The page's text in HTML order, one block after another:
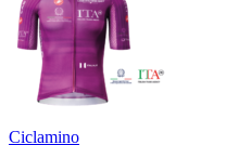
Ciclamino